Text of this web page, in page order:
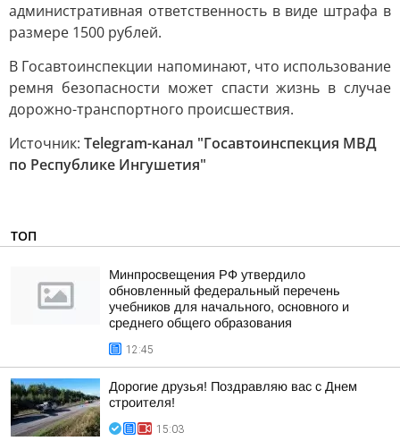
административная ответственность в виде штрафа в
размере 1500 рублей.
В Госавтоинспекции напоминают, что использование
ремня безопасности может спасти жизнь в случае
дорожно-транспортного происшествия.
Источник: Telegram-канал "Госавтоинспекция МВД
по Республике Ингушетия"
ТОП
Минпросвещения РФ утвердило
обновленный федеральный перечень
учебников для начального, основного и
среднего общего образования
12:45
Дорогие друзья! Поздравляю вас с Днем
строителя!
15:03